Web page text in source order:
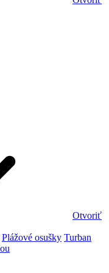
Otvoriť
Plážové osušky Turban